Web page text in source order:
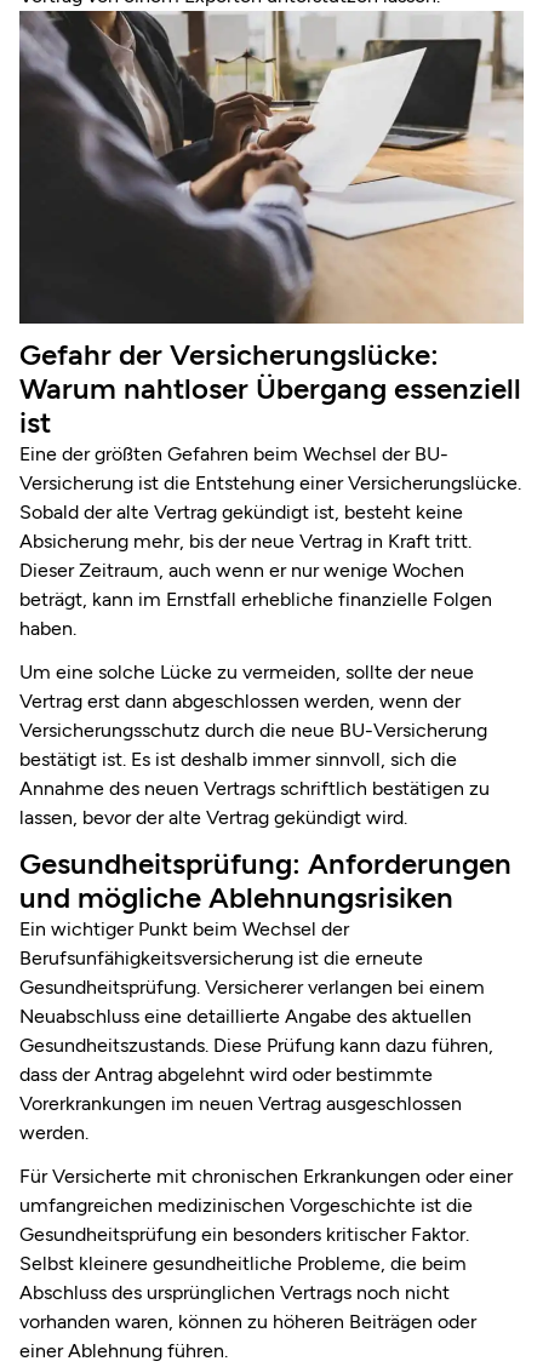
Gefahr der Versicherungslücke:
Warum nahtloser Übergang essenziell
ist
Eine der größten Gefahren beim Wechsel der BU-
Versicherung ist die Entstehung einer Versicherungslücke.
Sobald der alte Vertrag gekündigt ist, besteht keine
Absicherung mehr, bis der neue Vertrag in Kraft tritt.
Dieser Zeitraum, auch wenn er nur wenige Wochen
beträgt, kann im Ernstfall erhebliche finanzielle Folgen
haben.
Um eine solche Lücke zu vermeiden, sollte der neue
Vertrag erst dann abgeschlossen werden, wenn der
Versicherungsschutz durch die neue BU-Versicherung
bestätigt ist. Es ist deshalb immer sinnvoll, sich die
Annahme des neuen Vertrags schriftlich bestätigen zu
lassen, bevor der alte Vertrag gekündigt wird.
Gesundheitsprüfung: Anforderungen
und mögliche Ablehnungsrisiken
Ein wichtiger Punkt beim Wechsel der
Berufsunfähigkeitsversicherung ist die erneute
Gesundheitsprüfung. Versicherer verlangen bei einem
Neuabschluss eine detaillierte Angabe des aktuellen
Gesundheitszustands. Diese Prüfung kann dazu führen,
dass der Antrag abgelehnt wird oder bestimmte
Vorerkrankungen im neuen Vertrag ausgeschlossen
werden.
Für Versicherte mit chronischen Erkrankungen oder einer
umfangreichen medizinischen Vorgeschichte ist die
Gesundheitsprüfung ein besonders kritischer Faktor.
Selbst kleinere gesundheitliche Probleme, die beim
Abschluss des ursprünglichen Vertrags noch nicht
vorhanden waren, können zu höheren Beiträgen oder
einer Ablehnung führen.